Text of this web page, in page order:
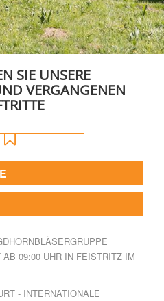
SIE UNSERE
VERGANGENEN
09:00 UHR IN FEISTRITZ IM
- INTERNATIONALE